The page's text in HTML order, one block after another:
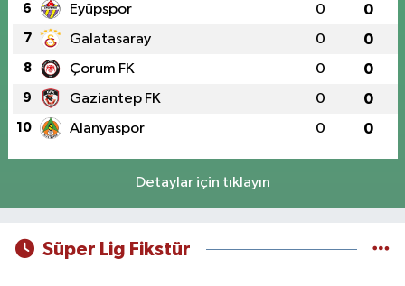
6 Eyüpspor 0 0
7 Galatasaray 0 0
8 Çorum FK 0 0
9 Gaziantep FK 0 0
10 Alanyaspor 0 0
Detaylar için tıklayın
Süper Lig Fikstür